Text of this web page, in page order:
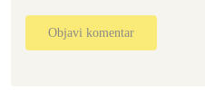
Objavi komentar